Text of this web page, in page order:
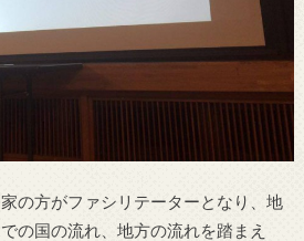
の方がファシリテーターとなり、地
の国の流れ、地方の流れを踏まえ